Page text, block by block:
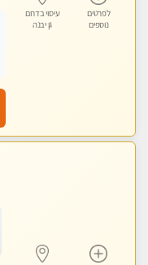
לפרטים
נוספים
עיסוי בדרום
גן יבנה